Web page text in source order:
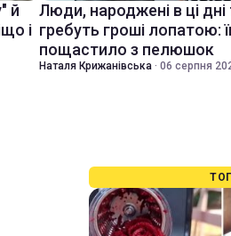
й
і
Люди, народжені в ці
гребуть гроші лопатою:
пощастило з пелюшок
Наталя Крижанівська · 06 серпня
ТОП